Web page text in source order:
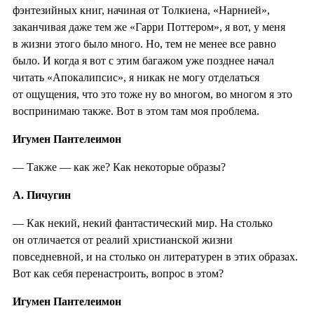
фэнтезийных книг, начиная от Толкиена, «Нарнией»,
заканчивая даже тем же «Гарри Поттером», я вот, у меня
в жизни этого было много. Но, тем не менее все равно
было. И когда я вот с этим багажом уже позднее начал
читать «Апокалипсис», я никак не могу отделаться
от ощущения, что это тоже ну во многом, во многом я это
воспринимаю также. Вот в этом там моя проблема.
Игумен Пантелеимон
— Также — как же? Как некоторые образы?
А. Пичугин
— Как некий, некий фантастический мир. На столько
он отличается от реалий христианской жизни
повседневной, и на столько он литературен в этих образах.
Вот как себя перенастроить, вопрос в этом?
Игумен Пантелеимон